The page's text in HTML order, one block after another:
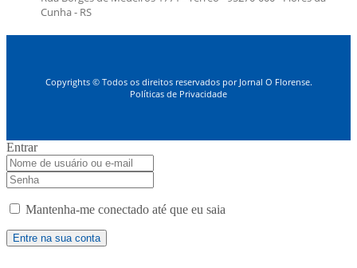
Cunha - RS
Copyrights © Todos os direitos reservados por Jornal O Florense.
Políticas de Privacidade
Entrar
Mantenha-me conectado até que eu saia